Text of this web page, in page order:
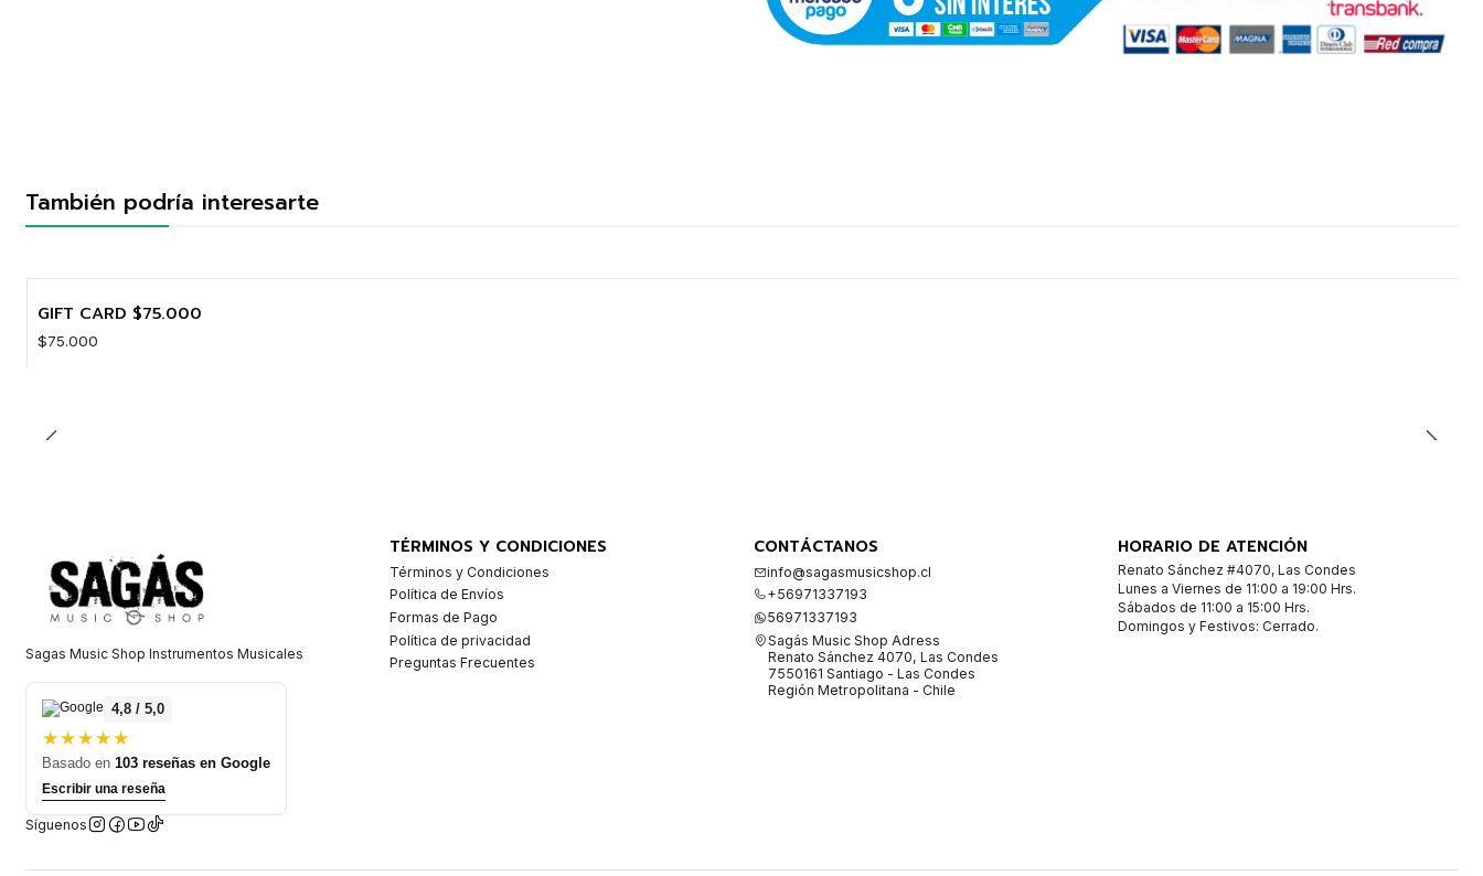
También podría interesarte
GIFT CARD $75.000
$75.000
Sagas Music Shop Instrumentos Musicales
4,8 / 5,0
★★★★★
Basado en 103 reseñas en Google
Escribir una reseña
Síguenos
TÉRMINOS Y CONDICIONES
Términos y Condiciones
Política de Envíos
Formas de Pago
Política de privacidad
Preguntas Frecuentes
CONTÁCTANOS
info@sagasmusicshop.cl
+56971337193
56971337193
Sagás Music Shop Adress
Renato Sánchez 4070, Las Condes
7550161 Santiago - Las Condes
Región Metropolitana - Chile
HORARIO DE ATENCIÓN
Renato Sánchez #4070, Las Condes
Lunes a Viernes de 11:00 a 19:00 Hrs.
Sábados de 11:00 a 15:00 Hrs.
Domingos y Festivos: Cerrado.